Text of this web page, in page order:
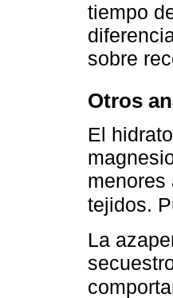
tiempo
sobre
Otros
El
menores
tejidos.
La